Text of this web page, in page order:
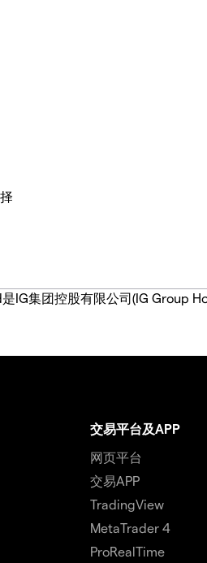
IG集团控股有限公司(IG Group
交易平台及APP
网页平台
交易APP
TradingView
MetaTrader 4
ProRealTime